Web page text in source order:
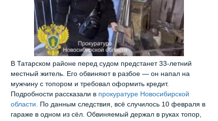
В Татарском районе перед судом предстанет 33‑летний
местный житель. Его обвиняют в разбое — он напал на
мужчину с топором и требовал оформить кредит.
Подробности рассказали в прокуратуре Новосибирской
области.
По данным следствия, всё случилось 10 февраля в
гараже в одном из сёл. Обвиняемый держал в руках топор,